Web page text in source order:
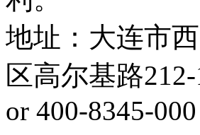
地址：大连市
区高尔基路
or 400-8345-000